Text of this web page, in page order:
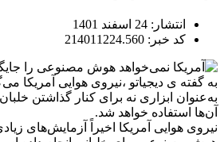
انتشار: 24 اسفند 1401
کد خبر: 214011224.560
به گفته ی دیجیاتو ،نیروی هوایی
به‌عنوان ابزاری نه برای کنار گذاشتن
آن‌ها استفاده خواهد شد.
نیروی هوایی آمریکا اخیراً آزمایش‌های